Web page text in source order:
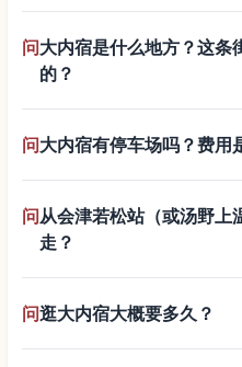
问大内宿是什么地方？这条
的？
问大内宿有停车场吗？费用
问从会津若松站（或汤野上
走？
问逛大内宿大概要多久？